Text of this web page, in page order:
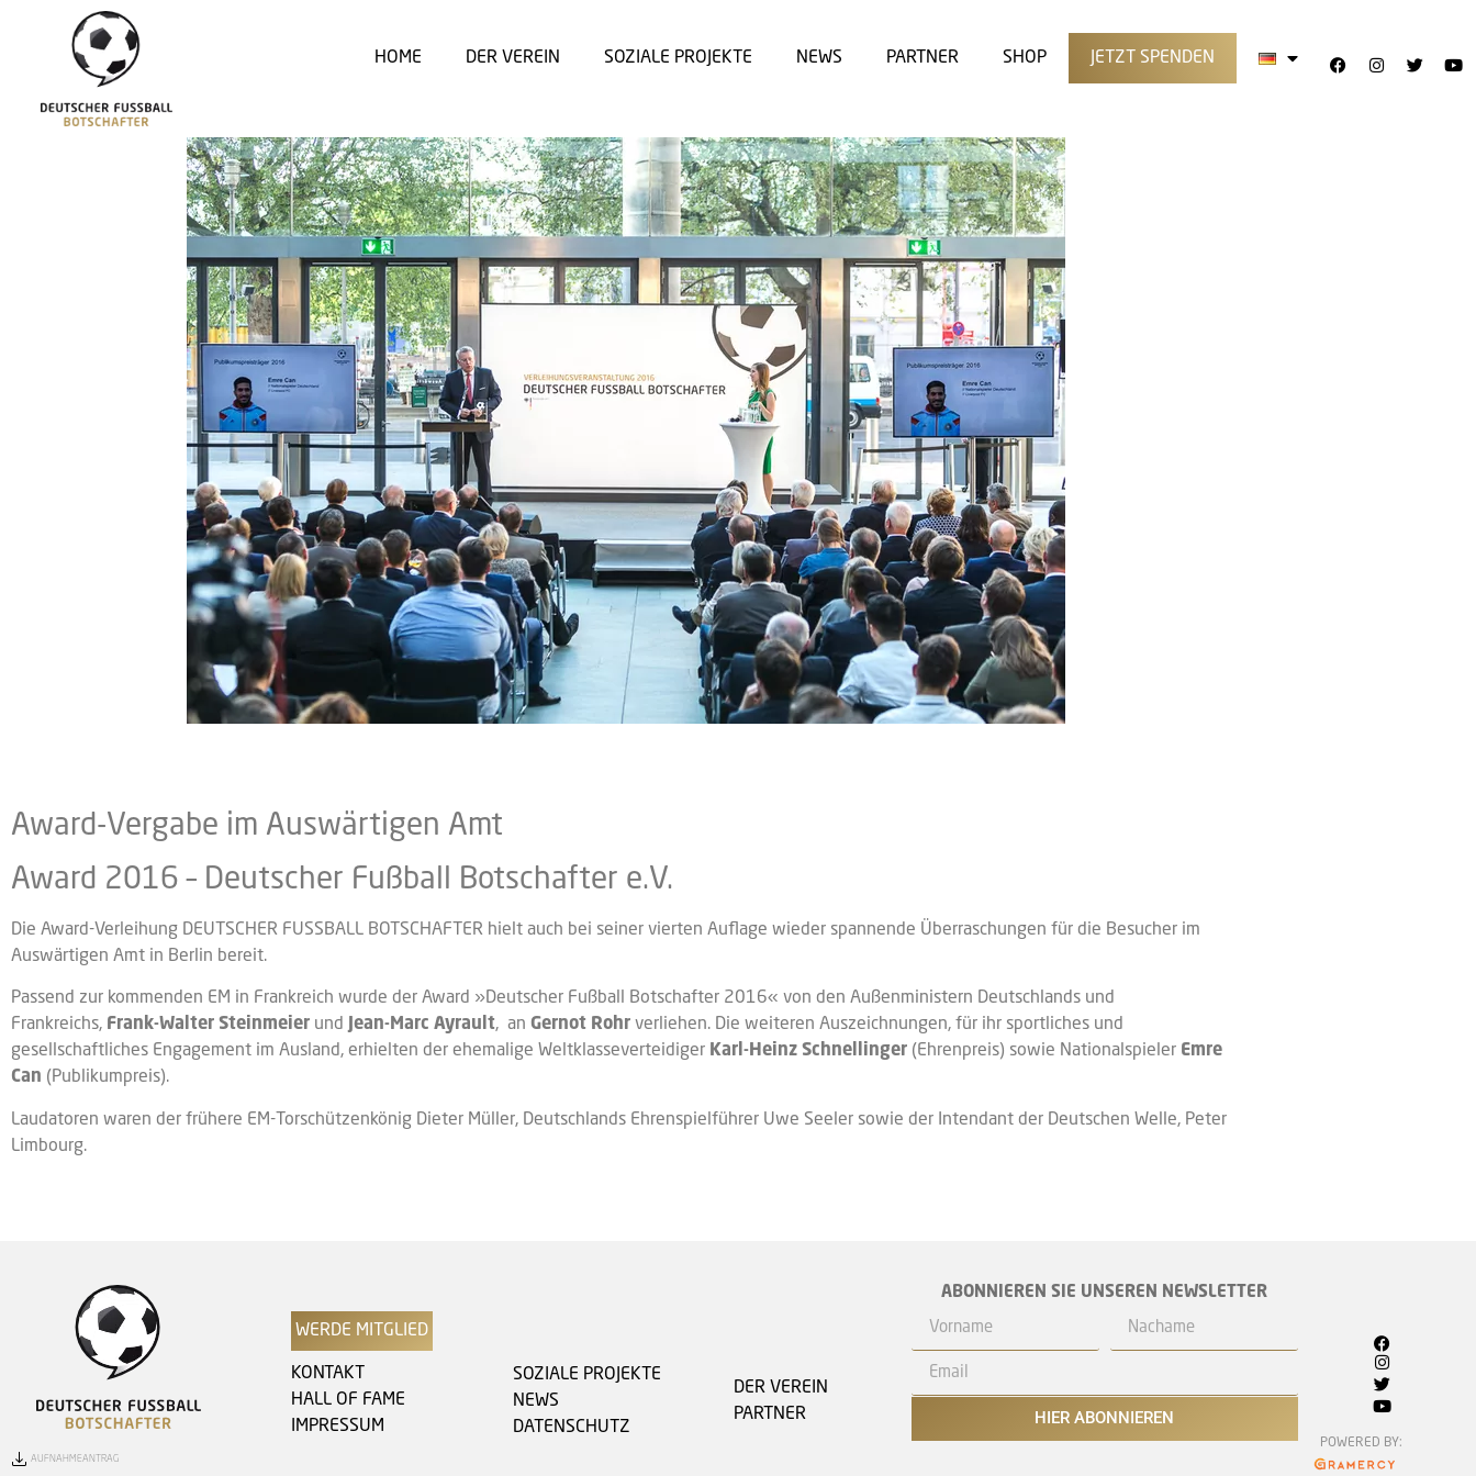
HOME DER VEREIN SOZIALE PROJEKTE NEWS PARTNER SHOP JETZT SPENDEN
Award-Vergabe im Auswärtigen Amt
Award 2016 – Deutscher Fußball Botschafter e.V.
Die Award-Verleihung DEUTSCHER FUSSBALL BOTSCHAFTER hielt auch bei seiner vierten Auflage wieder spannende Überraschungen für die Besucher im
Auswärtigen Amt in Berlin bereit.
Passend zur kommenden EM in Frankreich wurde der Award »Deutscher Fußball Botschafter 2016« von den Außenministern Deutschlands und
Frankreichs, Frank-Walter Steinmeier und Jean-Marc Ayrault, an Gernot Rohr verliehen. Die weiteren Auszeichnungen, für ihr sportliches und
gesellschaftliches Engagement im Ausland, erhielten der ehemalige Weltklasseverteidiger Karl-Heinz Schnellinger (Ehrenpreis) sowie Nationalspieler Emre
Can (Publikumpreis).
Laudatoren waren der frühere EM-Torschützenkönig Dieter Müller, Deutschlands Ehrenspielführer Uwe Seeler sowie der Intendant der Deutschen Welle, Peter
Limbourg.
AUFNAHMEANTRAG
WERDE MITGLIED
KONTAKT
HALL OF FAME
IMPRESSUM
SOZIALE PROJEKTE
NEWS
DATENSCHUTZ
DER VEREIN
PARTNER
ABONNIEREN SIE UNSEREN NEWSLETTER
HIER ABONNIEREN
POWERED BY: